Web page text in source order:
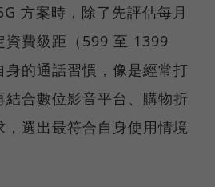
方案時，除了先評估每月
資費級距（599 至 1399
身的通話習慣，像是經常打
合數位影音平台、購物折
選出最符合自身使用情境